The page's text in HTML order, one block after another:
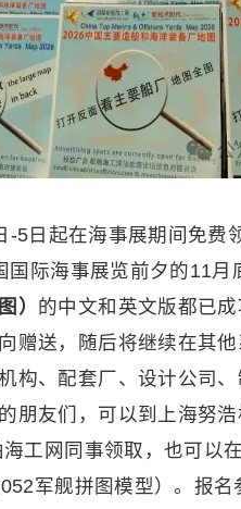
-5日起在海事展期间免费
际海事展览前夕的11月
） 的中文和英文版都已
赠送，随后将继续在其
构、配套厂、设计公司
朋友们，可以到上海努
工网同事领取，也可以
军舰拼图模型）。报